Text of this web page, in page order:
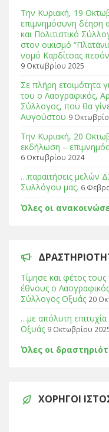
Tην Κυριακή, 19
επιμνημόσυνη δέηση
και Πολιτιστικό
στον οικισμό
νομό Καρδίτσας
9 Οκτωβρίου 2025
Σε πλήρη ετοιμότητα
του ο Λαογραφικός,
Σύλλογος, που θα
Αυγούστου 9
Tην Κυριακή, 20
εκδήλωση –
6 Οκτωβρίου 2024
…παραιτήσεις μελών
Συλλόγου μας. 6
Όλες οι
Τίμησε και φέτος
έθνους ο
Σύλλογος Οξυάς 20
…με απόλυτη
Οξυάς 9 Οκτωβρίου
Όλες οι
ΧΟΡΗΓΟΊ